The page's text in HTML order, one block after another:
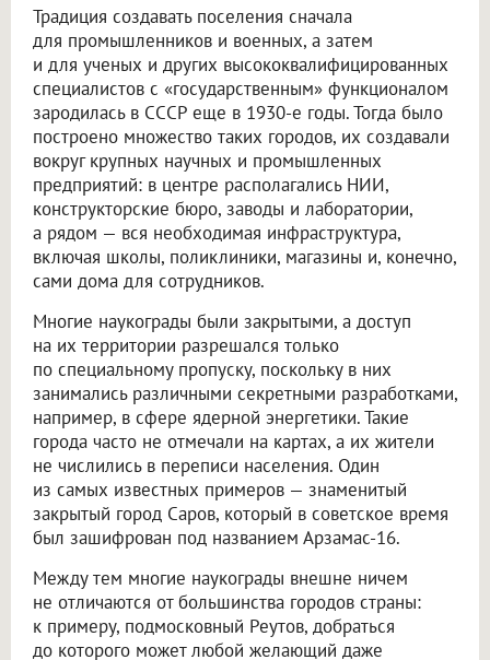
Традиция создавать поселения сначала
для промышленников и военных, а затем
и для ученых и других высококвалифицированных
специалистов с «государственным» функционалом
зародилась в СССР еще в 1930-е годы. Тогда было
построено множество таких городов, их создавали
вокруг крупных научных и промышленных
предприятий: в центре располагались НИИ,
конструкторские бюро, заводы и лаборатории,
а рядом — вся необходимая инфраструктура,
включая школы, поликлиники, магазины и, конечно,
сами дома для сотрудников.
Многие наукограды были закрытыми, а доступ
на их территории разрешался только
по специальному пропуску, поскольку в них
занимались различными секретными разработками,
например, в сфере ядерной энергетики. Такие
города часто не отмечали на картах, а их жители
не числились в переписи населения. Один
из самых известных примеров — знаменитый
закрытый город Саров, который в советское время
был зашифрован под названием Арзамас-16.
Между тем многие наукограды внешне ничем
не отличаются от большинства городов страны:
к примеру, подмосковный Реутов, добраться
до которого может любой желающий даже